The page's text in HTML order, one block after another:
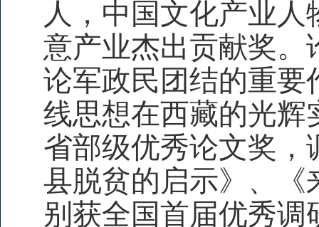
人，中国文化产业人
意产业杰出贡献奖。
论军政民团结的重要
线思想在西藏的光辉
省部级优秀论文奖，
县脱贫的启示》、《
别获全国首届优秀